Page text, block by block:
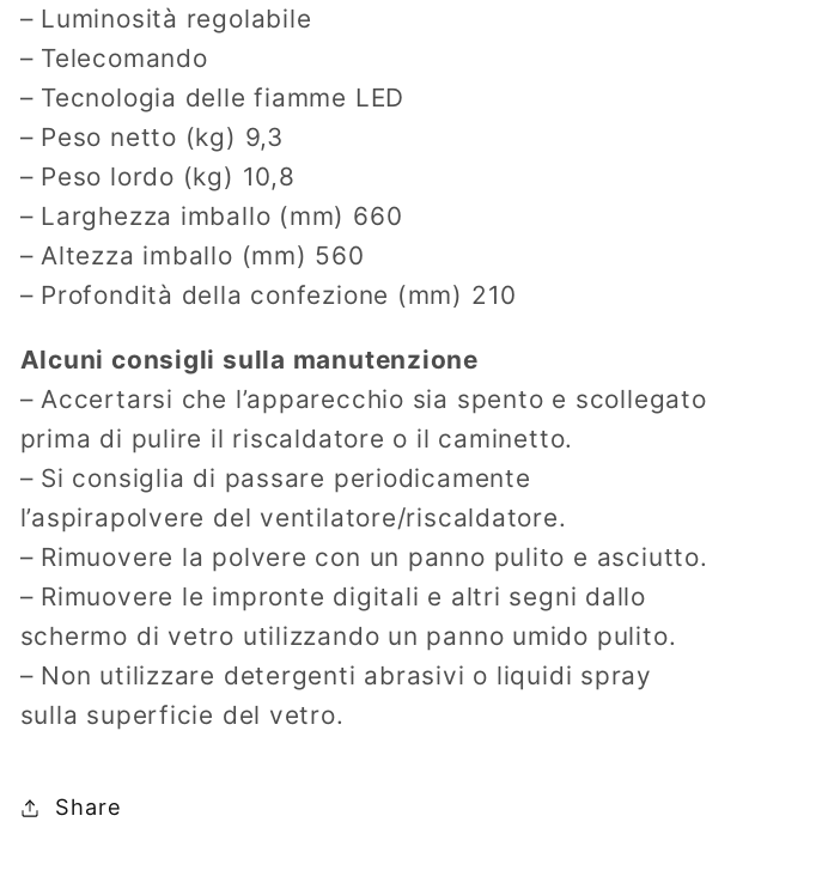
– Luminosità regolabile
– Telecomando
– Tecnologia delle fiamme LED
– Peso netto (kg) 9,3
– Peso lordo (kg) 10,8
– Larghezza imballo (mm) 660
– Altezza imballo (mm) 560
– Profondità della confezione (mm) 210
Alcuni consigli sulla manutenzione
– Accertarsi che l’apparecchio sia spento e scollegato
prima di pulire il riscaldatore o il caminetto.
– Si consiglia di passare periodicamente
l’aspirapolvere del ventilatore/riscaldatore.
– Rimuovere la polvere con un panno pulito e asciutto.
– Rimuovere le impronte digitali e altri segni dallo
schermo di vetro utilizzando un panno umido pulito.
– Non utilizzare detergenti abrasivi o liquidi spray
sulla superficie del vetro.
Share